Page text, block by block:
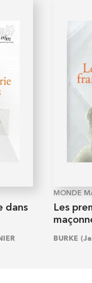
dans
MONDE
Les
BURKE